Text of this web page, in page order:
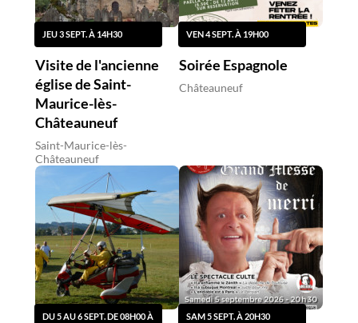
JEU 3 SEPT. À 14H30
Visite de l'ancienne
église de Saint-
Maurice-lès-
Châteauneuf
Saint-Maurice-lès-
Châteauneuf
VEN 4 SEPT. À 19H00
Soirée Espagnole
Châteauneuf
DU 5 AU 6 SEPT. DE 08H00 À
SAM 5 SEPT. À 20H30